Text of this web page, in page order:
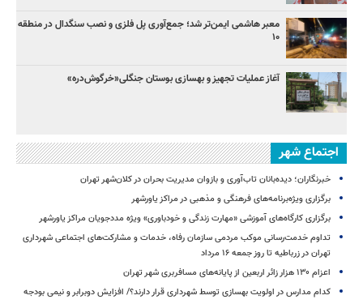
معبر هاشمی ایمن‌تر شد؛ جمع‌آوری پل فلزی و نصب سنگدال در منطقه
۱۰
آغاز عملیات تجهیز و بهسازی بوستان جنگلی«خرگوش‌دره»
اجتماع شهر
خبرنگاران؛ دیده‌بانان تاب‌آوری و بازوان مدیریت بحران در کلان‌شهر تهران
برگزاری ویژه‌برنامه‌های فرهنگی و مذهبی در مراکز یاورشهر
برگزاری کارگاه‌های آموزشی «مهارت زندگی و خودباوری» ویژه مددجویان مراکز یاورشهر
تداوم خدمت‌رسانی موکب مردمی سازمان رفاه، خدمات و مشارکت‌های اجتماعی شهرداری
تهران در زرباطیه تا روز جمعه ۱۶ مرداد
اعزام ۱۳۰ هزار زائر اربعین از پایانه‌های مسافربری شهر تهران
کدام مدارس در اولویت بهسازی توسط شهرداری قرار دارند؟/ افزایش دوبرابر و نیمی بودجه